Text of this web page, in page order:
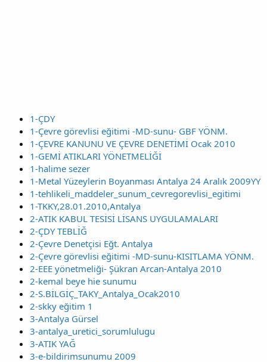
1-ÇDY
1-Çevre görevlisi eğitimi -MD-sunu- GBF YÖNM.
1-ÇEVRE KANUNU VE ÇEVRE DENETİMİ Ocak 2010
1-GEMİ ATIKLARI YÖNETMELİĞİ
1-halime sezer
1-Metal Yüzeylerin Boyanması Antalya 24 Aralık 2009YY
1-tehlikeli_maddeler_sunum_cevregorevlisi_egitimi
1-TKKY,28.01.2010,Antalya
2-ATIK KABUL TESİSİ LİSANS UYGULAMALARI
2-ÇDY TEBLİĞ
2-Çevre Denetçisi Eğt. Antalya
2-Çevre görevlisi eğitimi -MD-sunu-KISITLAMA YÖNM.
2-EEE yönetmeliği- Şükran Arcan-Antalya 2010
2-kemal beye hie sunumu
2-S.BİLGİÇ_TAKY_Antalya_Ocak2010
2-skky eğitim 1
3-Antalya Gürsel
3-antalya_uretici_sorumlulugu
3-ATIK YAĞ
3-e-bildirimsunumu 2009